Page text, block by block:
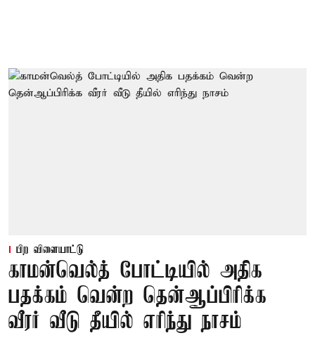
பிற விளையாட்டு
காமன்வெல்த் போட்டியில் அதிக
பதக்கம் வென்ற தென்ஆப்பிரிக்க
வீரர் வீடு தீயில் எரிந்து நாசம்